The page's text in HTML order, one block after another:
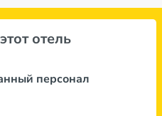
отель
персонал